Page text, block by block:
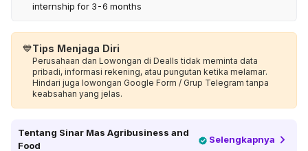
internship for 3-6 months
💙Tips Menjaga Diri
Perusahaan dan Lowongan di Dealls tidak meminta data
pribadi, informasi rekening, atau pungutan ketika melamar.
Hindari juga lowongan Google Form / Grup Telegram tanpa
keabsahan yang jelas.
Tentang Sinar Mas Agribusiness and
Food
Selengkapnya